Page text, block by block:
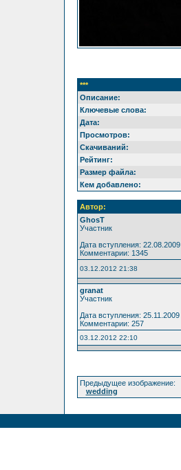
***
Описание:
Ключевые слова:
Дата:
Просмотров:
Скачиваний:
Рейтинг:
Размер файла:
Кем добавлено:
Автор:
GhosT
Участник
Дата вступления: 22.08.2009
Комментарии: 1345
03.12.2012 21:38
granat
Участник
Дата вступления: 25.11.2009
Комментарии: 257
03.12.2012 22:10
Предыдущее изображение:
wedding